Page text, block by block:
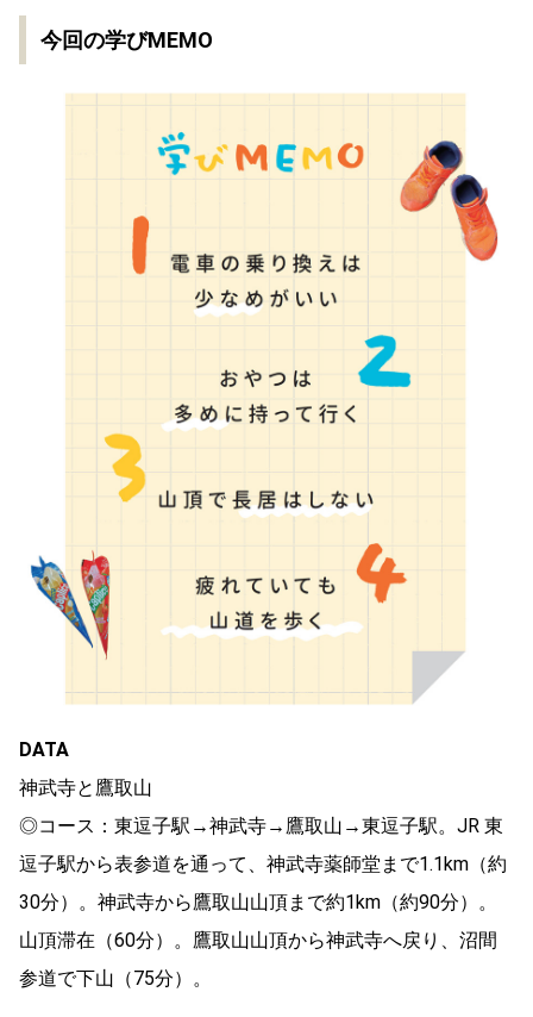
今回の学びMEMO
DATA
神武寺と鷹取山
◎コース：東逗子駅→神武寺→鷹取山→東逗子駅。JR 東
逗子駅から表参道を通って、神武寺薬師堂まで1.1km（約
30分）。神武寺から鷹取山山頂まで約1km（約90分）。
山頂滞在（60分）。鷹取山山頂から神武寺へ戻り、沼間
参道で下山（75分）。